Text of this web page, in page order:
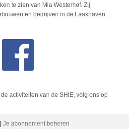
te zien van Mia Westerhof. Zij
en bedrijven in de Laakhaven.
activiteiten van de SHIE, volg ons op
Je abonnement beheren